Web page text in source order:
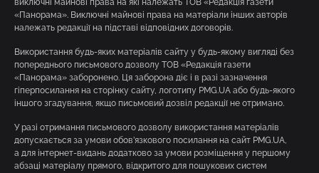
виключні майнові права на які належать ТОВ «Редакція газети
«Панорама». Виключні майнові права на матеріали інших авторів
належать редакції на підставі відповідних договорів.
Використання будь-яких матеріалів сайту у будь-якому вигляді без
попереднього письмового дозволу ТОВ «Редакція газети
«Панорама» заборонено. Ця заборона діє і в разі зазначення
гіперпосилання на сторінку сайту, логотипу PMG.UA або будь-якого
іншого згадування, якщо письмовий дозвіл редакції не отримано.
У разі отримання письмового дозволу використання матеріалів
допускається за умови обов’язкового посилання на сайт PMG.UA,
а для інтернет-видань додатково за умови розміщення у першому
абзаці матеріалу прямого, відкритого для пошукових систем